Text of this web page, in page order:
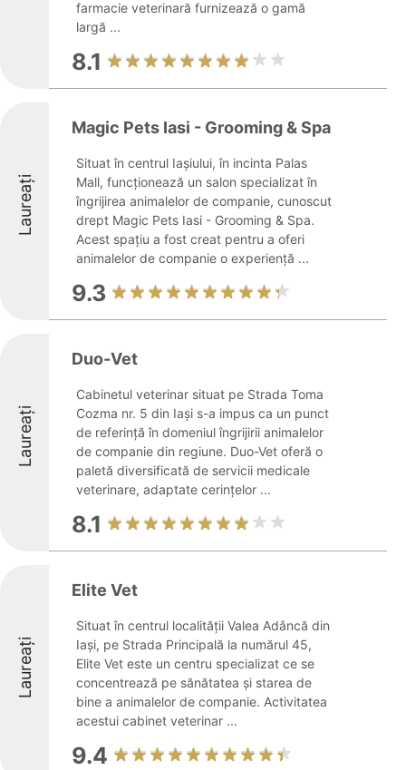
farmacie veterinară furnizează o gamă
largă ...
8.1
Laureați
Magic Pets Iasi - Grooming & Spa
Situat în centrul Iașiului, în incinta Palas
Mall, funcționează un salon specializat în
îngrijirea animalelor de companie, cunoscut
drept Magic Pets Iasi - Grooming & Spa.
Acest spațiu a fost creat pentru a oferi
animalelor de companie o experiență ...
9.3
Laureați
Duo-Vet
Cabinetul veterinar situat pe Strada Toma
Cozma nr. 5 din Iași s-a impus ca un punct
de referință în domeniul îngrijirii animalelor
de companie din regiune. Duo-Vet oferă o
paletă diversificată de servicii medicale
veterinare, adaptate cerințelor ...
8.1
Laureați
Elite Vet
Situat în centrul localității Valea Adâncă din
Iași, pe Strada Principală la numărul 45,
Elite Vet este un centru specializat ce se
concentrează pe sănătatea și starea de
bine a animalelor de companie. Activitatea
acestui cabinet veterinar ...
9.4